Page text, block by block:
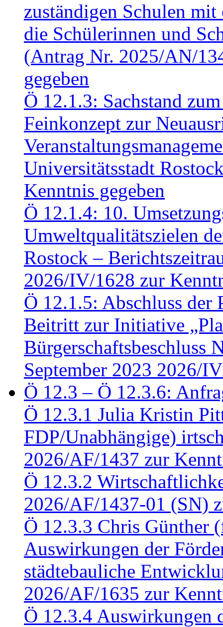
zuständigen Schulen
die Schülerinnen und
(Antrag Nr. 2025/AN/
gegeben
Ö 12.1.3: Sachstand
Feinkonzept zur
Universitätsstadt
Kenntnis gegeben
Ö 12.1.4: 10.
Umweltqualitätszielen
Rostock –
2026/IV/1628 zur
Ö 12.1.5: Abschluss der
Beitritt zur Initiative
Bürgerschaftsbeschluss
September 2023 2026/
Ö 12.3 – Ö 12.3.6:
Ö 12.3.1 Julia Kristin
FDP/Unabhängige)
2026/AF/1437 zur
Ö 12.3.2
2026/AF/1437-01 (SN)
Ö 12.3.3 Chris Günther
Auswirkungen der
städtebauliche
2026/AF/1635 zur
Ö 12.3.4 Auswirkungen